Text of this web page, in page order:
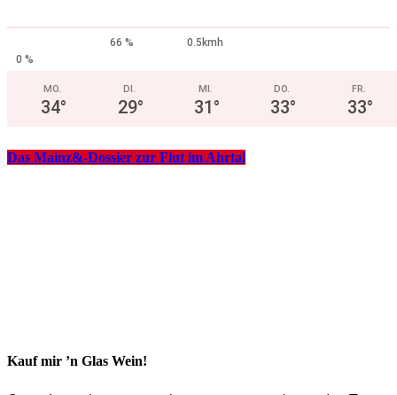
66 %
0.5kmh
0 %
MO.
34°
DI.
29°
MI.
31°
DO.
33°
FR.
33°
Das Mainz&-Dossier zur Flut im Ahrtal
Kauf mir ’n Glas Wein!